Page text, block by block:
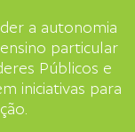
a autonomia
particular
Públicos e
iniciativas para